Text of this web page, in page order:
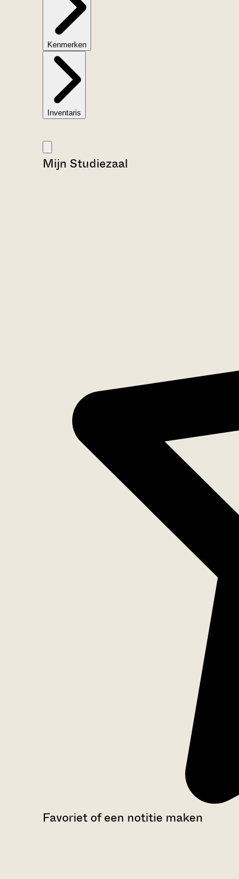
Kenmerken
Inventaris
Mijn Studiezaal
Favoriet of een notitie maken